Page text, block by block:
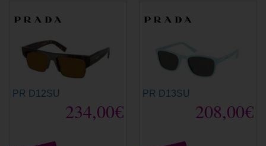
PR D12SU
234,00€
PR D13SU
208,00€